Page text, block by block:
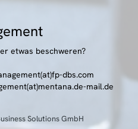
etwas beschweren?
dbs.com
mail.de
Solutions GmbH